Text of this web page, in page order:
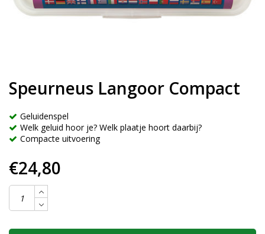
Speurneus Langoor Compact
Geluidenspel
Welk geluid hoor je? Welk plaatje hoort daarbij?
Compacte uitvoering
€24,80